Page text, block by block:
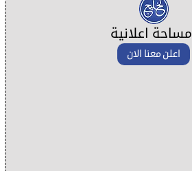
مساحة اعلانية
اعلن معنا الان